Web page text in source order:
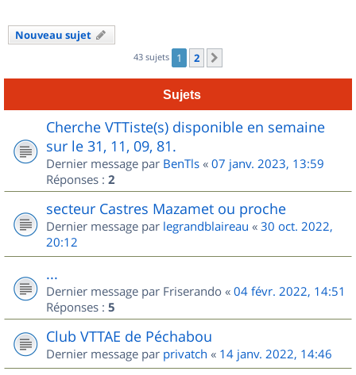
Nouveau sujet
43 sujets 1 2
Sujets
Cherche VTTiste(s) disponible en semaine
sur le 31, 11, 09, 81.
Dernier message par BenTls « 07 janv. 2023, 13:59
Réponses : 2
secteur Castres Mazamet ou proche
Dernier message par legrandblaireau « 30 oct. 2022,
20:12
...
Dernier message par Friserando « 04 févr. 2022, 14:51
Réponses : 5
Club VTTAE de Péchabou
Dernier message par privatch « 14 janv. 2022, 14:46